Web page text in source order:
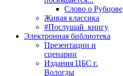
Слово о Рубцове
Живая классика
#Послушай_книгу
Электронная библиотека
Презентации и
сценарии
Издания ЦБС г.
Вологды